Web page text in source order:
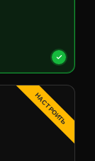
НАСТРОИТЬ